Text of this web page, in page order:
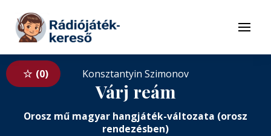
Tovább a tartalomhoz
Menü
0 Konsztantyin Szimonov
Várj reám
Orosz mű magyar hangjáték-változata (orosz
rendezésben)